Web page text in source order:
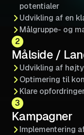
potentialer
Udvikling af en
Målgruppe- og
2
Målside /
Udvikling af
Optimering til
Klare
3
Kampagner
Implementering